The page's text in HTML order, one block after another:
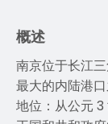
概述
南京位于长江
最大的内陆港
地位：从公元 3